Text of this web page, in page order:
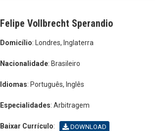
Felipe Vollbrecht Sperandio
Domicílio: Londres, Inglaterra
Nacionalidade: Brasileiro
Idiomas: Português, Inglês
Especialidades: Arbitragem
Baixar Currículo: DOWNLOAD